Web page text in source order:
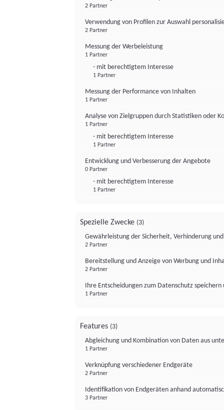
2 Partner
Verwendung von Profilen zur Auswahl
2 Partner
Messung der Werbeleistung
1 Partner
- mit berechtigtem Interesse
1 Partner
Messung der Performance von Inhalten
1 Partner
Analyse von Zielgruppen durch Statistiken oder
1 Partner
- mit berechtigtem Interesse
1 Partner
Entwicklung und Verbesserung der Angebote
0 Partner
- mit berechtigtem Interesse
1 Partner
Spezielle Zwecke (3)
Gewährleistung der Sicherheit, Verhinderung
2 Partner
Bereitstellung und Anzeige von Werbung und
2 Partner
Ihre Entscheidungen zum Datenschutz
1 Partner
Features (3)
Abgleichung und Kombination von Daten aus
1 Partner
Verknüpfung verschiedener Endgeräte
2 Partner
Identifikation von Endgeräten anhand
3 Partner